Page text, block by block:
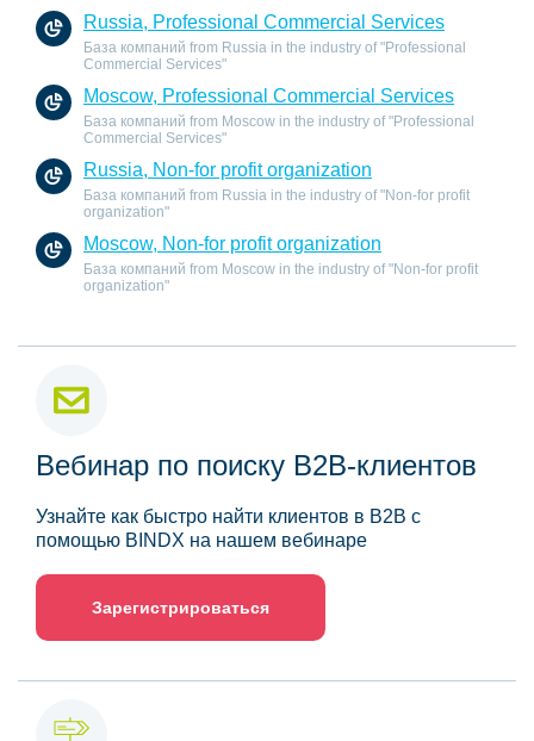
Russia, Professional Commercial Services
База компаний from Russia in the industry of "Professional
Commercial Services"
Moscow, Professional Commercial Services
База компаний from Moscow in the industry of "Professional
Commercial Services"
Russia, Non-for profit organization
База компаний from Russia in the industry of "Non-for profit
organization"
Moscow, Non-for profit organization
База компаний from Moscow in the industry of "Non-for profit
organization"
Вебинар по поиску B2B-клиентов
Узнайте как быстро найти клиентов в B2B с
помощью BINDX на нашем вебинаре
Зарегистрироваться